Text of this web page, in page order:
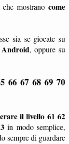
che mostranocome
sia se giocate su
Android, oppure su
66 67 68 69 70
il livello 61 62
in modo semplice,
sempre di guardare